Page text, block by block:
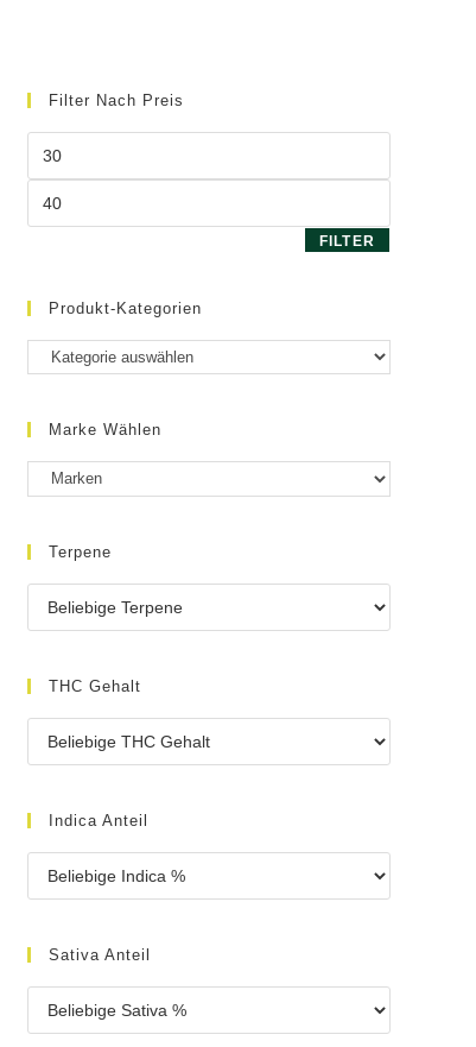
Filter Nach Preis
FILTER
Produkt-Kategorien
Marke Wählen
Terpene
THC Gehalt
Indica Anteil
Sativa Anteil